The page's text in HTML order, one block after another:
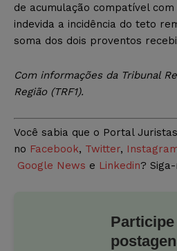
de acumulação compatível
indevida a incidência do teto
soma dos dois proventos
Com informações da Tribunal
Região (TRF1).
Você sabia que o Portal
no Facebook, Twitter,
Google News e Linkedin?